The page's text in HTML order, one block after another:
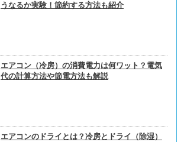
うなるか実験！節約する方法も紹介
エアコン（冷房）の消費電力は何ワット？電気
代の計算方法や節電方法も解説
エアコンのドライとは？冷房とドライ（除湿）